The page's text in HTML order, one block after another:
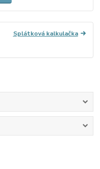
Splátková kalkulačka